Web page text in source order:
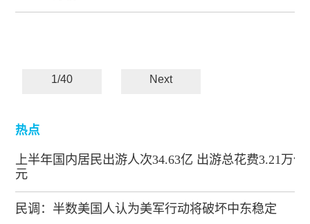
1/40 Next
热点
上半年国内居民出游人次34.63亿 出游总花费3.21万亿
元
民调：半数美国人认为美军行动将破坏中东稳定